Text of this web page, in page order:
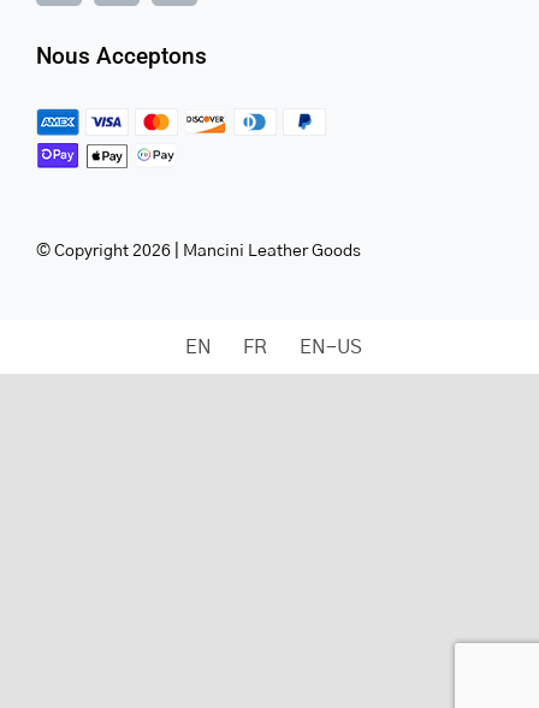
Nous Acceptons
© Copyright 2026 | Mancini Leather Goods
EN FR